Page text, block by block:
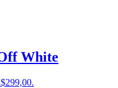
White